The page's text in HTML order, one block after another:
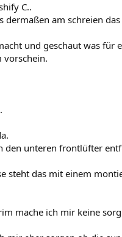
C..
dermaßen am schreien
und geschaut was für
vorschein.
den unteren frontlüfter
steht das mit einem
mache ich mir keine